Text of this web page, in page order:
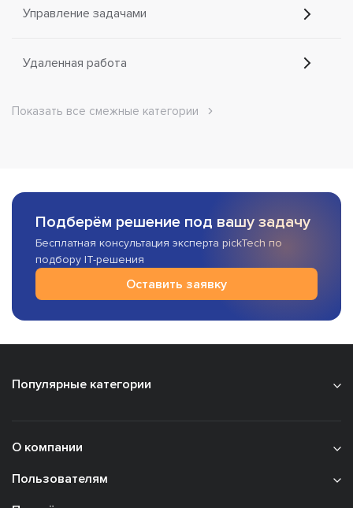
Управление задачами
Удаленная работа
Показать все смежные категории
Подберём решение под вашу задачу
Бесплатная консультация эксперта pickTech по
подбору IT-решения
Оставить заявку
Популярные категории
О компании
Пользователям